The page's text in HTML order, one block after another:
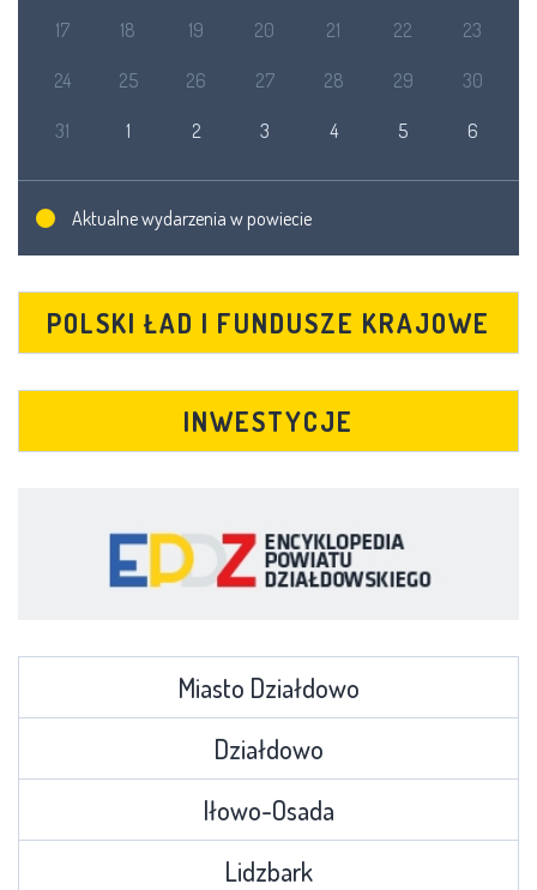
17 18 19 20 21 22 23
24 25 26 27 28 29 30
31 1 2 3 4 5 6
Aktualne wydarzenia w powiecie
POLSKI ŁAD I FUNDUSZE KRAJOWE
INWESTYCJE
Miasto Działdowo
Działdowo
Iłowo-Osada
Lidzbark